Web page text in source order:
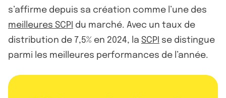
s’affirme depuis sa création comme l’une des
meilleures SCPI du marché. Avec un taux de
distribution de 7,5% en 2024, la SCPI se distingue
parmi les meilleures performances de l’année.